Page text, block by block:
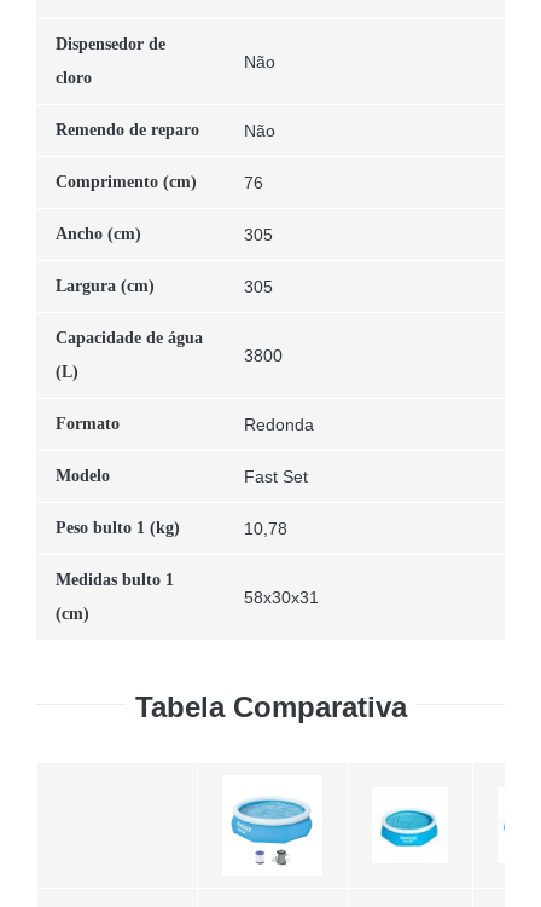
Dispensedor de
cloro
Não
Remendo de reparo Não
Comprimento (cm) 76
Ancho (cm) 305
Largura (cm) 305
Capacidade de água
(L)
3800
Formato Redonda
Modelo Fast Set
Peso bulto 1 (kg) 10,78
Medidas bulto 1
(cm)
58x30x31
Tabela Comparativa